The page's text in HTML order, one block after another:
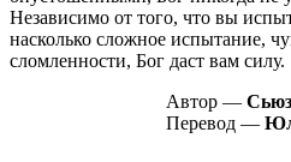
Независимо от того, что вы
насколько сложное испытание,
сломленности, Бог даст вам силу.
Автор —
Перевод —